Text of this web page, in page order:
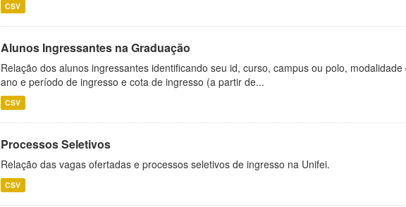
CSV
Alunos Ingressantes na Graduação
Relação dos alunos ingressantes identificando seu id, curso, campus ou polo,
ano e período de ingresso e cota de ingresso (a partir de...
CSV
Processos Seletivos
Relação das vagas ofertadas e processos seletivos de ingresso na Unifei.
CSV